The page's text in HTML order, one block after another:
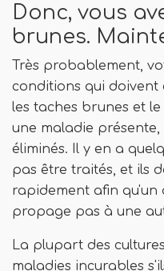
Donc, vous
brunes.
Très probablement,
conditions qui doivent
les taches brunes et
une maladie
éliminés. Il y en a
pas être traités, et ils
rapidement afin qu'un
propage pas à une
La plupart des
maladies incurables